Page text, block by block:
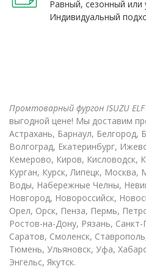
Равный, сезонный
Индивидуальный
Промтоварный фургон ISUZU
выгодной цене! Мы доставим
Астрахань, Барнаул, Белгород,
Волгоград, Екатеринбург,
Кемерово, Киров, Кисловодск,
Курган, Курск, Липецк,
Воды, Набережные Челны,
Новгород, Новороссийск,
Орел, Орск, Пенза, Пермь,
Ростов-на-Дону, Рязань,
Саратов, Смоленск,
Тюмень, Ульяновск, Уфа,
Энгельс, Якутск.